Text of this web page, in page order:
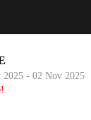
2025 - 02 Nov 2025